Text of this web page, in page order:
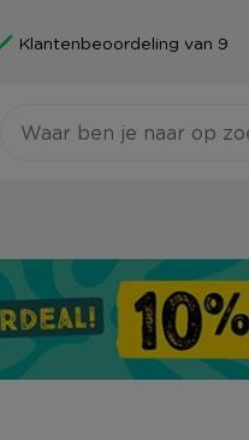
Klantenbeoordeling van 9